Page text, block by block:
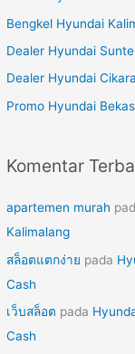
u
k
:
Bengkel Hyundai
Dealer Hyundai
Dealer Hyundai
Promo Hyundai
Komentar
apartemen murah
Kalimalang
สล็อตแตกง่าย pada
Cash
เว็บสล็อต pada
Cash